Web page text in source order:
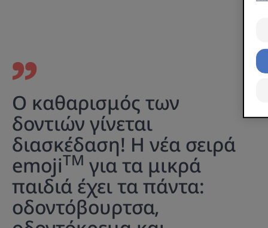
Ο καθαρισμός των
δοντιών γίνεται
διασκέδαση! Η νέα σειρά
emojiTM για τα μικρά
παιδιά έχει τα πάντα:
οδοντόβουρτσα,